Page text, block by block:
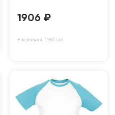
1906 ₽
В наличии: 1650 шт